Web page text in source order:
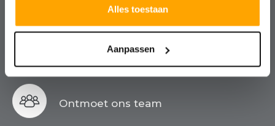
Alles toestaan
Aanpassen
een nuchtere blik.
Ontmoet ons team